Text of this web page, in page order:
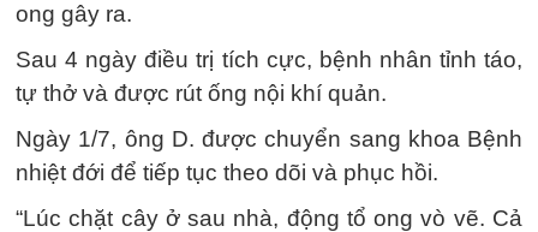
ong gây ra.
Sau 4 ngày điều trị tích cực, bệnh nhân tỉnh táo,
tự thở và được rút ống nội khí quản.
Ngày 1/7, ông D. được chuyển sang khoa Bệnh
nhiệt đới để tiếp tục theo dõi và phục hồi.
“Lúc chặt cây ở sau nhà, động tổ ong vò vẽ. Cả